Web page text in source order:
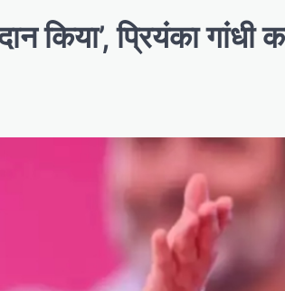
किया’, प्रियंका गांधी